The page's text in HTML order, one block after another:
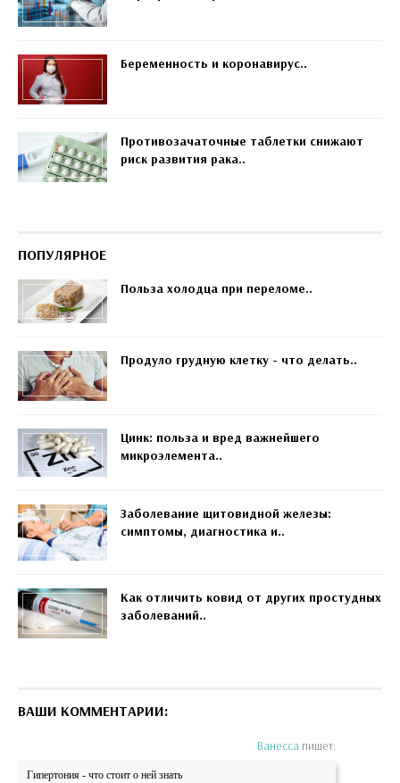
Беременность и коронавирус..
Противозачаточные таблетки снижают
риск развития рака..
ПОПУЛЯРНОЕ
Польза холодца при переломе..
Продуло грудную клетку - что делать..
Цинк: польза и вред важнейшего
микроэлемента..
Заболевание щитовидной железы:
симптомы, диагностика и..
Как отличить ковид от других простудных
заболеваний..
ВАШИ КОММЕНТАРИИ:
Ванесса пишет:
Гипертония - что стоит о ней знать